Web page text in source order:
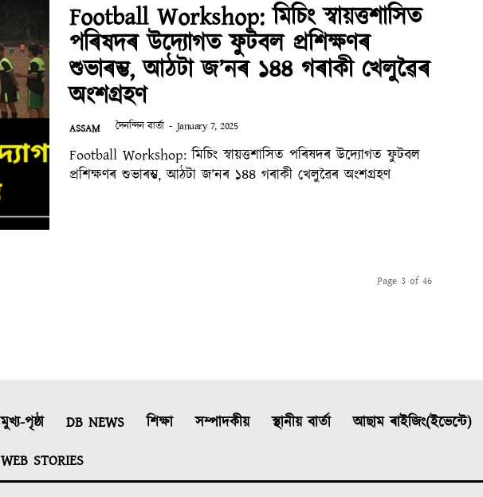
Football Workshop: মিচিং স্বায়ত্তশাসিত
পৰিষদৰ উদ্যোগত ফুটবল প্ৰশিক্ষণৰ
শুভাৰম্ভ, আঠটা জ’নৰ ১৪৪ গৰাকী খেলুৱৈৰ
অংশগ্ৰহণ
ASSAM দৈনন্দিন বাৰ্তা - January 7, 2025
Football Workshop: মিচিং স্বায়ত্তশাসিত পৰিষদৰ উদ্যোগত ফুটবল
প্ৰশিক্ষণৰ শুভাৰম্ভ, আঠটা জ’নৰ ১৪৪ গৰাকী খেলুৱৈৰ অংশগ্ৰহণ
Page 3 of 46
মুখ্য-পৃষ্ঠা DB NEWS শিক্ষা সম্পাদকীয় স্থানীয় বাৰ্তা আছাম ৰাইজিং(ইভেন্টে)
WEB STORIES